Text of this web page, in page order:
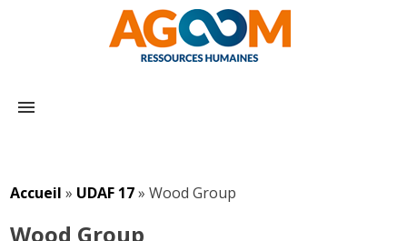
menu
Accueil » UDAF 17»Wood Group
Wood Group